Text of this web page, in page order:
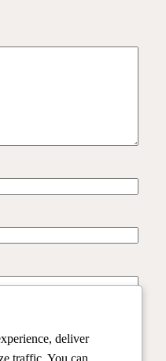
in this browser for the
deliver
traffic. You can